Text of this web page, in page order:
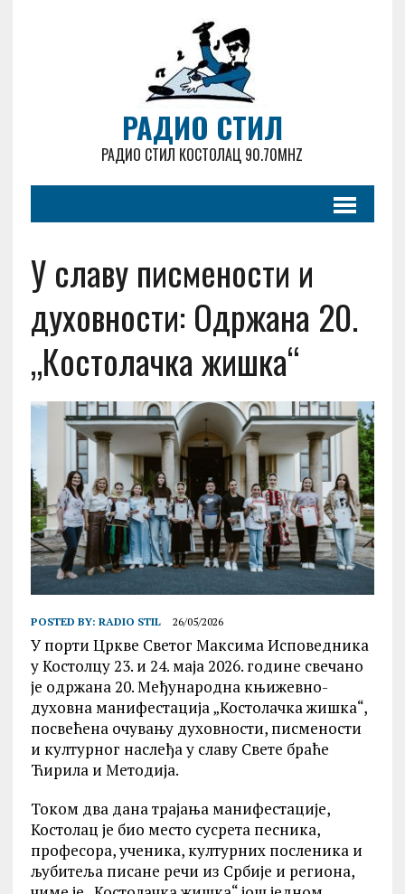
РАДИО СТИЛ
РАДИО СТИЛ КОСТОЛАЦ 90.70MHZ
У славу писмености и
духовности: Одржана 20.
„Костолачка жишка“
POSTED BY: RADIO STIL 26/05/2026
У порти Цркве Светог Максима Исповедника
у Костолцу 23. и 24. маја 2026. године свечано
је одржана 20. Међународна књижевно-
духовна манифестација „Костолачка жишка“,
посвећена очувању духовности, писмености
и културног наслеђа у славу Свете браће
Ћирила и Методија.
Током два дана трајања манифестације,
Костолац је био место сусрета песника,
професора, ученика, културних посленика и
љубитеља писане речи из Србије и региона,